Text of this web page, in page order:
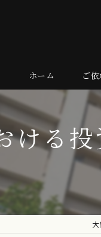
ホーム ご
売
よく
ける